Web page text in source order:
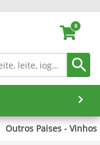
0
Outros Paises - Vinhos